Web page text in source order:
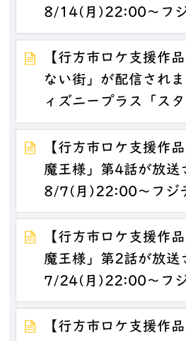
8/14(月)22:00～フ
【行方市ロケ支援作
ない街」が配信され
ィズニープラス「スタ
【行方市ロケ支援作
魔王様」第4話が放送
8/7(月)22:00～フジ
【行方市ロケ支援作
魔王様」第2話が放送
7/24(月)22:00～フ
【行方市ロケ支援作